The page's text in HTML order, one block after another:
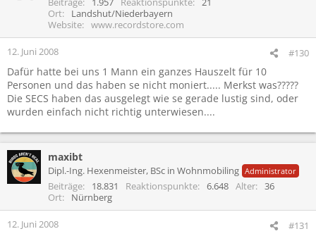
Ort
Landshut/Niederbayern
Website
www.recordstore.com
12. Juni 2008 #130
Dafür hatte bei uns 1 Mann ein ganzes Hauszelt für 10
Personen und das haben se nicht moniert..... Merkst was?????
Die SECS haben das ausgelegt wie se gerade lustig sind, oder
wurden einfach nicht richtig unterwiesen....
maxibt
Dipl.-Ing. Hexenmeister, BSc in Wohnmobiling Administrator
Beiträge 18.831 Reaktionspunkte 6.648 Alter
36
Ort
Nürnberg
12. Juni 2008 #131